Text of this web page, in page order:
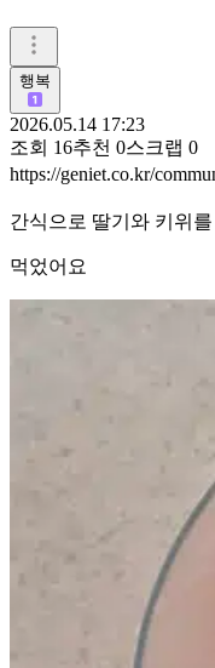
행복
2026.05.14 17:23
조회 16추천 0스크랩 0
https://geniet.co.kr/
간식으로 딸기와 키위를
먹었어요